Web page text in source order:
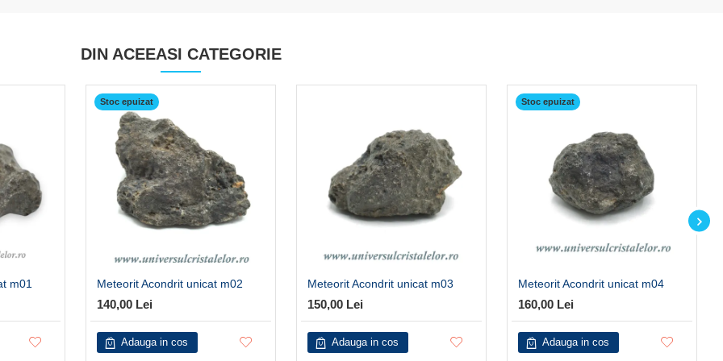
DIN ACEEASI CATEGORIE
m01
Stoc epuizat
Meteorit Acondrit unicat m02
140,00 Lei
Adauga in cos
Meteorit Acondrit unicat m03
150,00 Lei
Adauga in cos
Stoc epuizat
Meteorit Acondrit unicat m04
160,00 Lei
Adauga in cos